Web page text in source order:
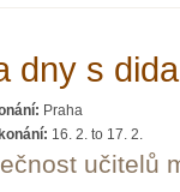
dny s
Praha
16. 2. to 17. 2.
učitelů